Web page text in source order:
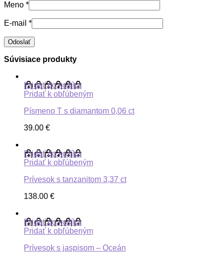
Meno *
E-mail *
Súvisiace produkty
Pridať do košíka
Pridať k obľúbeným
Písmeno T s diamantom 0,06 ct
39.00 €
Pridať do košíka
Pridať k obľúbeným
Prívesok s tanzanitom 3,37 ct
138.00 €
Pridať do košíka
Pridať k obľúbeným
Prívesok s jaspisom – Oceán